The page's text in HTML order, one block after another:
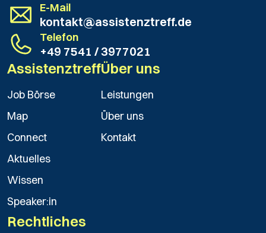
Assistenztreff
Job Börse
Map
Connect
Aktuelles
Wissen
Speaker:in
Über uns
Leistungen
Über uns
Kontakt
Rechtliches
E-Mail
kontakt@assistenztreff.de
Telefon
+49 7541 / 3977021